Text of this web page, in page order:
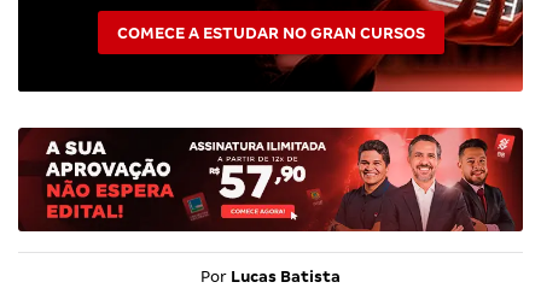
COMECE A ESTUDAR NO GRAN CURSOS
Por Lucas Batista